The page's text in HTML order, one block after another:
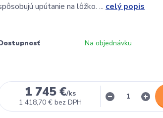
upútanie na lôžko. ... celý popis
Na objednávku
1 745 €/ks
1 418,70 € bez DPH